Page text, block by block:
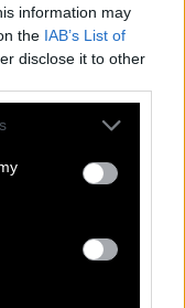
information may
the IAB’s List of
disclose it to other